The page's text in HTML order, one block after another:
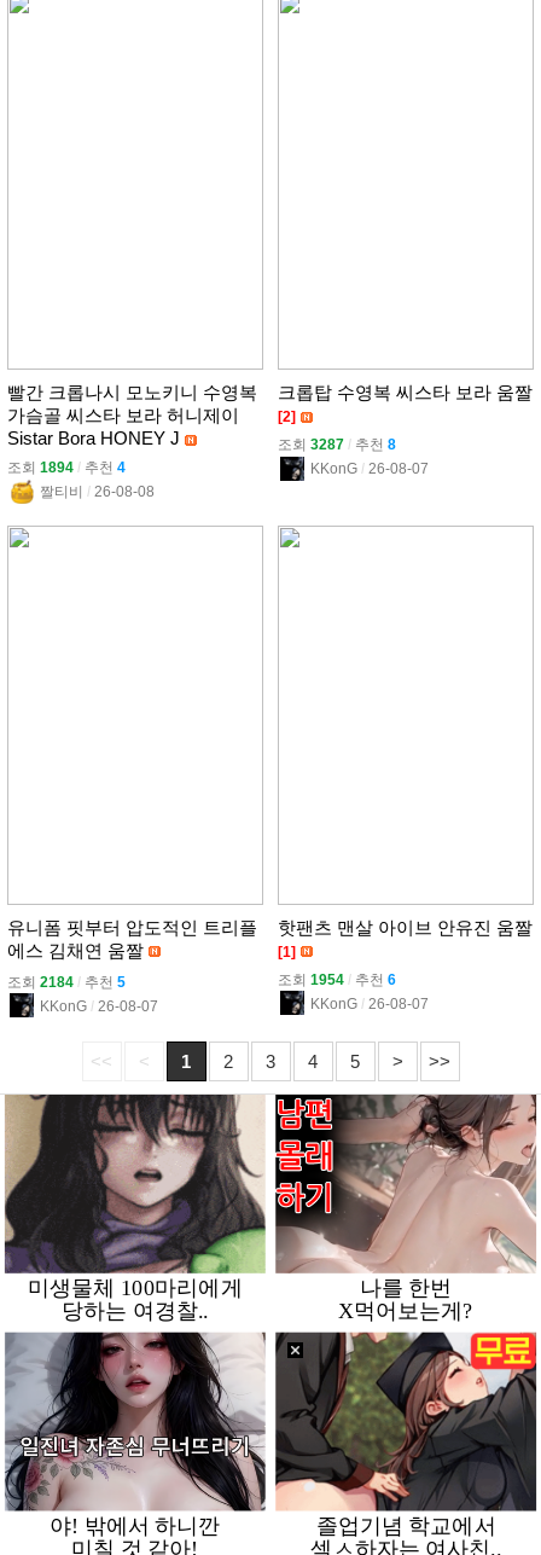
빨간 크롭나시 모노키니 수영복
가슴골 씨스타 보라 허니제이
Sistar Bora HONEY J
조회 1894 l 추천 4
짤티비 l 26-08-08
크롭탑 수영복 씨스타 보라 움짤
[2]
조회 3287 l 추천 8
KKonG l 26-08-07
유니폼 핏부터 압도적인 트리플
에스 김채연 움짤
조회 2184 l 추천 5
KKonG l 26-08-07
핫팬츠 맨살 아이브 안유진 움짤
[1]
조회 1954 l 추천 6
KKonG l 26-08-07
<< < 1 2 3 4 5 > >>